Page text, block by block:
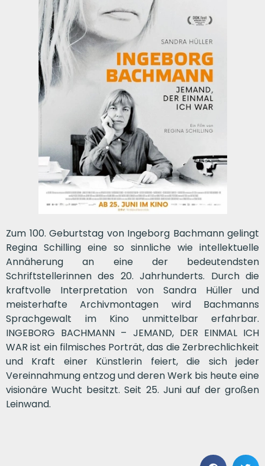
Zum 100. Geburtstag von Ingeborg Bachmann gelingt
Regina Schilling eine so sinnliche wie intellektuelle
Annäherung an eine der bedeutendsten
Schriftstellerinnen des 20. Jahrhunderts. Durch die
kraftvolle Interpretation von Sandra Hüller und
meisterhafte Archivmontagen wird Bachmanns
Sprachgewalt im Kino unmittelbar erfahrbar.
INGEBORG BACHMANN – JEMAND, DER EINMAL ICH
WAR ist ein filmisches Porträt, das die Zerbrechlichkeit
und Kraft einer Künstlerin feiert, die sich jeder
Vereinnahmung entzog und deren Werk bis heute eine
visionäre Wucht besitzt. Seit 25. Juni auf der großen
Leinwand.